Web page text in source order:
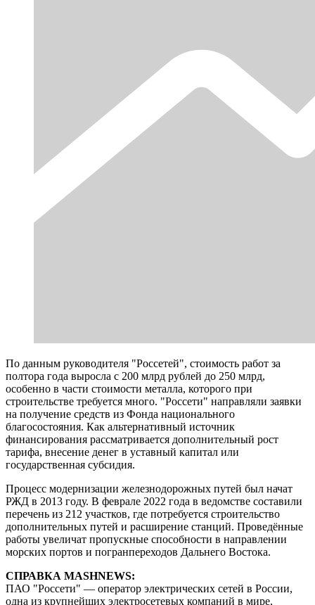
По данным руководителя "Россетей", стоимость работ за
полтора года выросла с 200 млрд рублей до 250 млрд,
особенно в части стоимости металла, которого при
строительстве требуется много. "Россети" направляли заявки
на получение средств из Фонда национального
благосостояния. Как альтернативный источник
финансирования рассматривается дополнительный рост
тарифа, внесение денег в уставный капитал или
государственная субсидия.
Процесс модернизации железнодорожных путей был начат
РЖД в 2013 году. В феврале 2022 года в ведомстве составили
перечень из 212 участков, где потребуется строительство
дополнительных путей и расширение станций. Проведённые
работы увеличат пропускные способности в направлении
морских портов и погранпереходов Дальнего Востока.
СПРАВКА MASHNEWS:
ПАО "Россети" — оператор электрических сетей в России,
одна из крупнейших электросетевых компаний в мире,